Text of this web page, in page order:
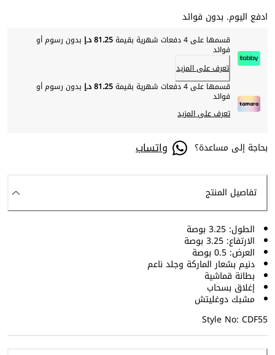
ادفع اليوم. بدون فوائد
قسمها على 4 دفعات شهرية بقيمة 81.25 د.إ بدون رسوم أو
فوائد
تعرف على المزيد
قسمها على 4 دفعات شهرية بقيمة
81.25 د.إ بدون رسوم أو
فوائد
تعرف على المزيد
بحاجة إلى مساعدة؟ واتساب
تفاصيل المنتج
الطول: 3.25 بوصة
الارتفاع: 3.25 بوصة
العرض: 0.5 بوصة
دنيم بشعار الماركة وجلد ناعم
بطانة قماشية
إغلاق بسحاب
مشبك دوغليتش
Style No: CDF55